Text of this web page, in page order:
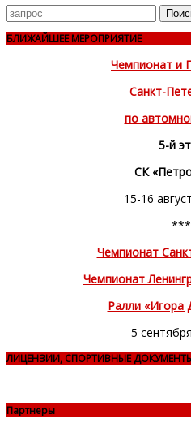
Поиск
для
БЛИЖАЙШЕЕ МЕРОПРИЯТИЕ
Чемпионат и
Санкт-
по
5-й
СК
15-16
***
Чемпионат
Чемпионат
Ралли «Игора
5
ЛИЦЕНЗИИ, СПОРТИВНЫЕ
Партнеры